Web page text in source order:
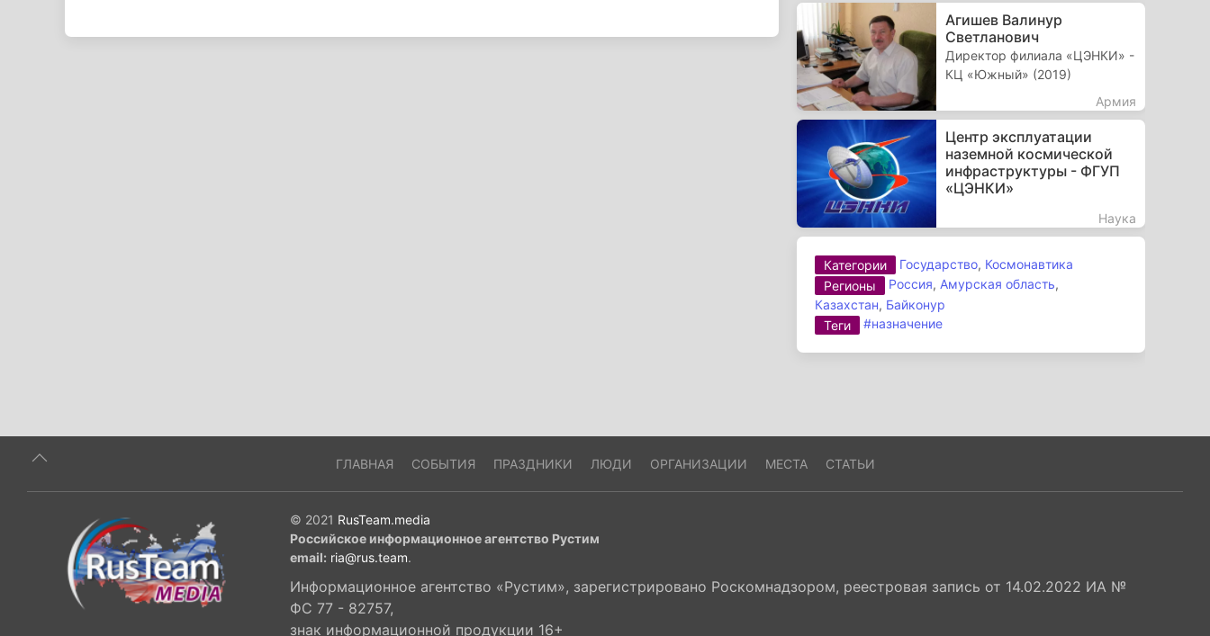
Агишев Валинур
Светланович
Директор филиала «ЦЭНКИ» -
КЦ «Южный» (2019)
Армия
Центр эксплуатации
наземной космической
инфраструктуры - ФГУП
«ЦЭНКИ»
Наука
Категории Государство, Космонавтика
Регионы
Россия, Амурская область,
Казахстан, Байконур
Теги
#назначение
ГЛАВНАЯ СОБЫТИЯ ПРАЗДНИКИ ЛЮДИ ОРГАНИЗАЦИИ МЕСТА СТАТЬИ
© 2021 RusTeam.media
Российское информационное агентство Рустим
email: ria@rus.team.
Информационное агентство «Рустим», зарегистрировано Роскомнадзором, реестровая запись от 14.02.2022 ИА №
ФС 77 - 82757,
знак информационной продукции 16+